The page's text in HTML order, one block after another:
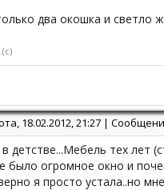
два окошка и светло
18.02.2012, 21:27 |
тех лет
огромное окно и
я просто устала..но